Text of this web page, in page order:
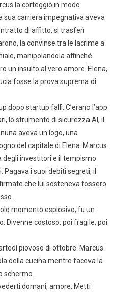
la corteggiò in modo
sua carriera impegnativa aveva
di affitto, si trasferì
la convinse tra le lacrime a
manipolandola affinché
un insulto al vero amore. Elena,
fosse la prova suprema di
dopo startup fallì. C’erano l’app
lo strumento di sicurezza AI, il
aveva un logo, una
del capitale di Elena. Marcus
degli investitori e il tempismo
Pagava i suoi debiti segreti, il
che lui sosteneva fossero
momento esplosivo; fu un
Divenne costoso, poi fragile, poi
piovoso di ottobre. Marcus
della cucina mentre faceva la
schermo.
domani, amore. Metti